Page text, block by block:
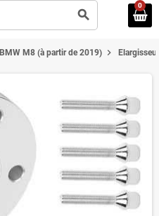
search
0
BMW M8 (à partir de 2019) chevron_right